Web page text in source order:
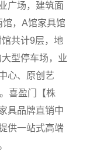
广场，建筑面
，A馆家具馆
共计9层，地
型停车场，业
心、原创艺
喜盈门【株
具品牌直销中
供一站式高端